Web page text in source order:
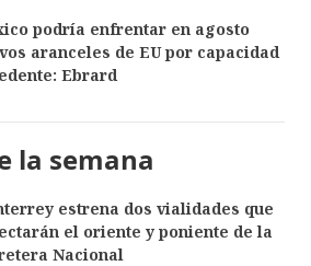
podría enfrentar en agosto
aranceles de EU por capacidad
Ebrard
la semana
estrena dos vialidades que
el oriente y poniente de la
Nacional